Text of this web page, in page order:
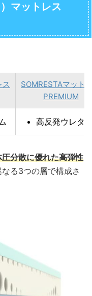
マットレス
ス
SOMRESTAマット
PREMIUM
高反発ウレタ
圧分散に優れた高弾性
る3つの層で構成さ